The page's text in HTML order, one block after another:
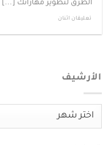
الأرشيف
الأرشيف
الطرق لتطوير مهاراتك [...]
تعليقان اثنان